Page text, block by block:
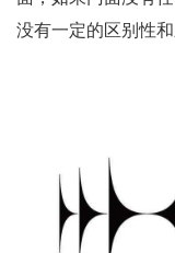
没有一定的区别性和